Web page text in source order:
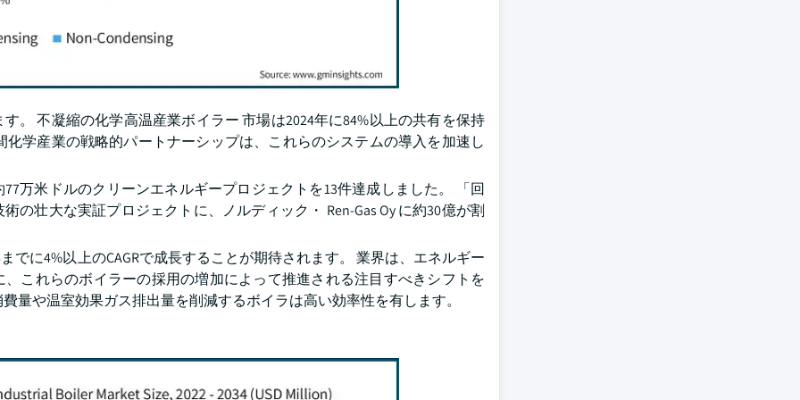
。 不凝縮の化学高温産業ボイラー 市場は2024年に84%以上の共有を保持
学産業の戦略的パートナーシップは、これらのシステムの導入を加速し
万米ドルのクリーンエネルギープロジェクトを13件達成しました。 「回
の壮大な実証プロジェクトに、ノルディック・ Ren-Gas Oy に約30億が割
に4%以上のCAGRで成長することが期待されます。 業界は、エネルギー
これらのボイラーの採用の増加によって推進される注目すべきシフトを
量や温室効果ガス排出量を削減するボイラは高い効率性を有します。